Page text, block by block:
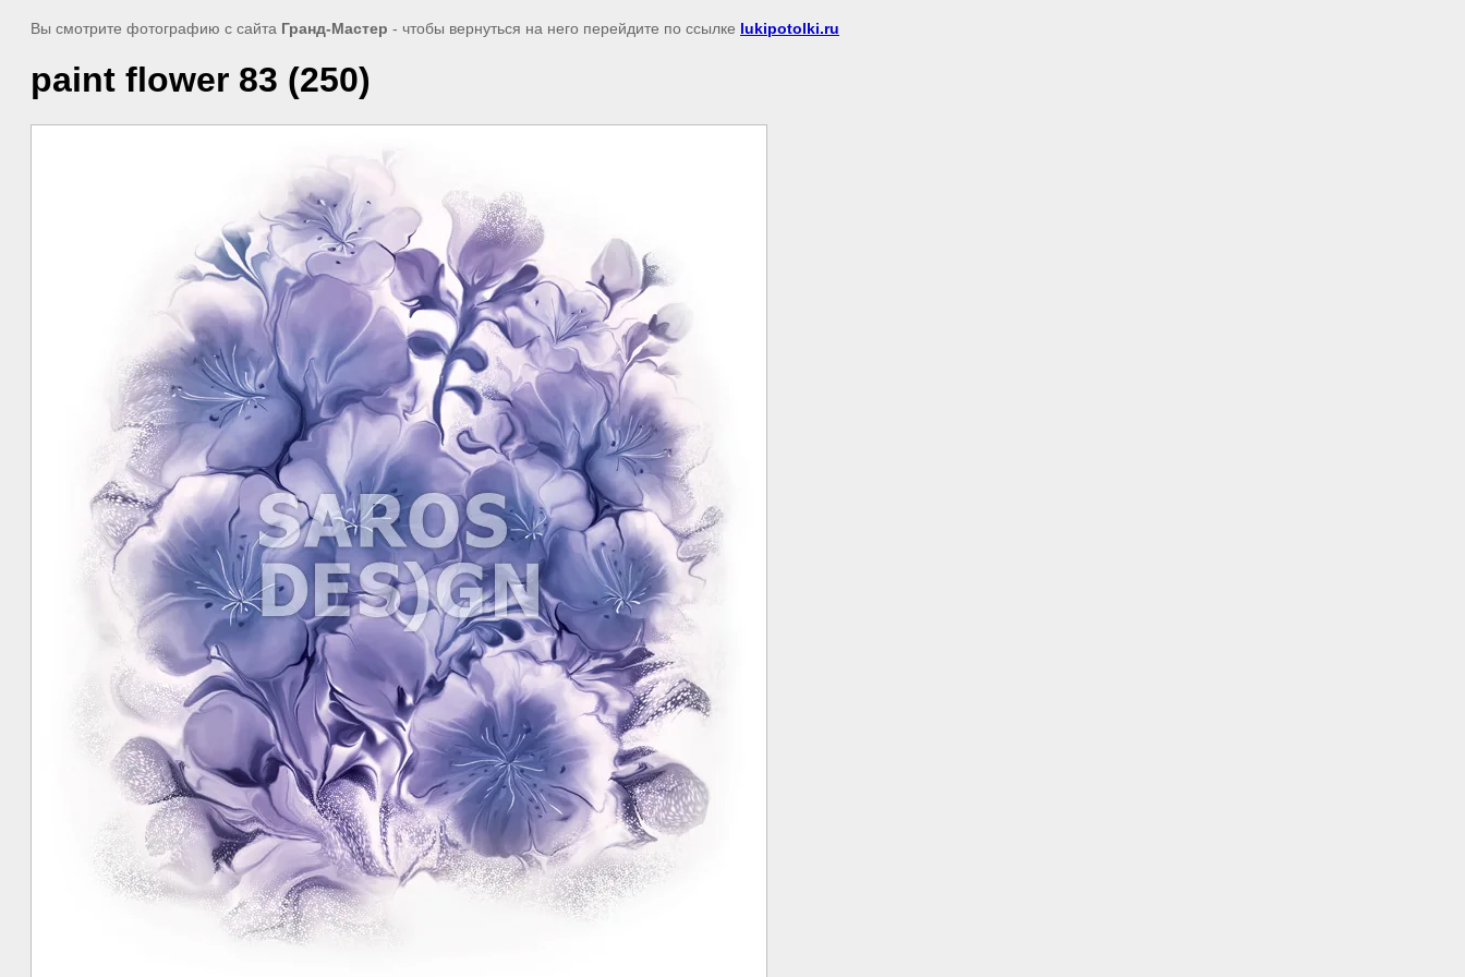
Вы смотрите фотографию с сайта Гранд-Мастер - чтобы вернуться на него перейдите по ссылке lukipotolki.ru
paint flower 83 (250)